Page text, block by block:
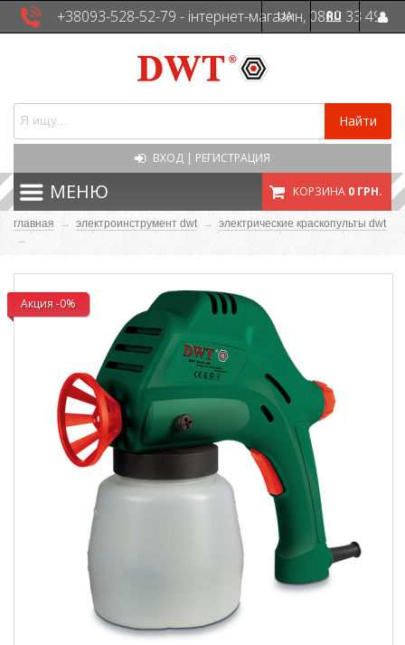
+38093-528-52-79 - інтернет-магазин, 0800 33 49
UA RU
Найти
ВХОД | РЕГИСТРАЦИЯ
МЕНЮ КОРЗИНА 0 ГРН.
главная → электроинструмент dwt →
электрические краскопульты dwt
→
Акция -0%